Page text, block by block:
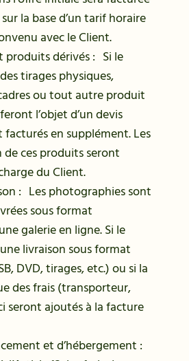
la base d’un tarif horaire
avec le Client.
produits dérivés : Si le
tirages physiques,
ou tout autre produit
l’objet d’un devis
facturés en supplément. Les
ces produits seront
du Client.
: Les photographies sont
sous format
galerie en ligne. Si le
livraison sous format
DVD, tirages, etc.) ou si la
des frais (transporteur,
seront ajoutés à la facture
et d’hébergement :